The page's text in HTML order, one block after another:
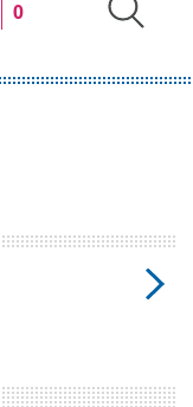
0